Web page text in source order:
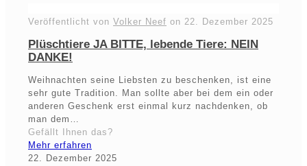
Veröffentlicht von Volker Neef on 22. Dezember 2025
Plüschtiere JA BITTE, lebende Tiere: NEIN
DANKE!
Weihnachten seine Liebsten zu beschenken, ist eine
sehr gute Tradition. Man sollte aber bei dem ein oder
anderen Geschenk erst einmal kurz nachdenken, ob
man dem…
Gefällt Ihnen das?
Mehr erfahren
22. Dezember 2025